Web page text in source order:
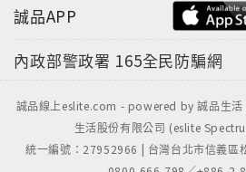
誠品APP
內政部警政署 165全民防騙網
誠品線上eslite.com - powered by 誠品生
生活股份有限公司 (eslite
統一編號：27952966 | 台灣台北市信義區